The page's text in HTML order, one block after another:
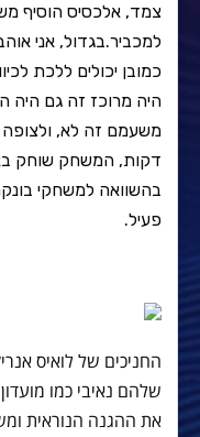
צמד, אלכסיס הוסיף
למכביר.בגדול, אני
כמובן יכולים ללכת
היה מרוכז זה גם היה
פעיל.
החניכים של לואיס
שלהם נאיבי כמו
את ההגנה הנוראית